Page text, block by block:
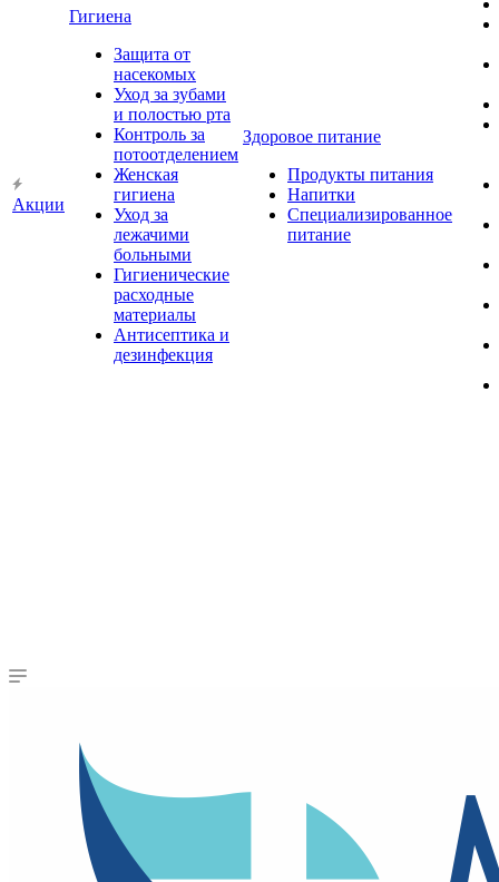
Акции
Гигиена
Защита от
насекомых
Уход за зубами
и полостью рта
Контроль за
потоотделением
Женская
гигиена
Уход за
лежачими
больными
Гигиенические
расходные
материалы
Антисептика и
дезинфекция
Здоровое питание
Продукты питания
Напитки
Специализированное
питание